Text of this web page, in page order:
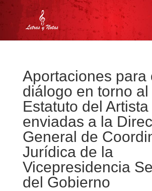
Aportaciones para
diálogo en torno al
Estatuto del Artista
enviadas a la
General de
Jurídica de la
Vicepresidencia
del Gobierno